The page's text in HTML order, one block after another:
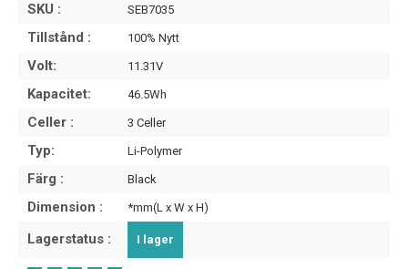
SKU : SEB7035
Tillstånd : 100% Nytt
Volt: 11.31V
Kapacitet: 46.5Wh
Celler : 3 Celler
Typ: Li-Polymer
Färg : Black
Dimension : *mm(L x W x H)
Lagerstatus : I lager